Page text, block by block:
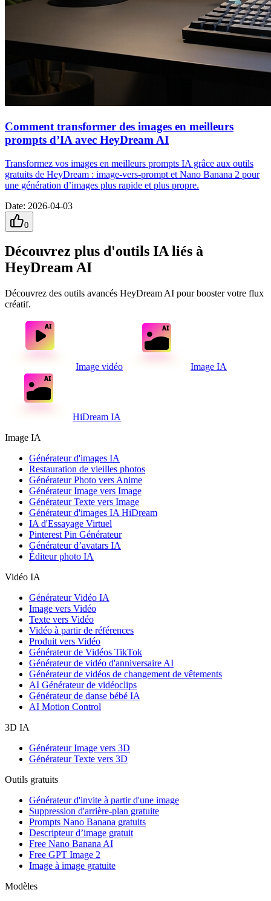
Comment transformer des images en meilleurs
prompts d’IA avec HeyDream AI
Transformez vos images en meilleurs prompts IA grâce aux outils
gratuits de HeyDream : image-vers-prompt et Nano Banana 2 pour
une génération d’images plus rapide et plus propre.
Date: 2026-04-03
0
Découvrez plus d'outils IA liés à
HeyDream AI
Découvrez des outils avancés HeyDream AI pour booster votre flux
créatif.
Image vidéo Image IA
HiDream IA
Image IA
Générateur d'images IA
Restauration de vieilles photos
Générateur Photo vers Anime
Générateur Image vers Image
Générateur Texte vers Image
Générateur d'images IA HiDream
IA d'Essayage Virtuel
Pinterest Pin Générateur
Générateur d’avatars IA
Éditeur photo IA
Vidéo IA
Générateur Vidéo IA
Image vers Vidéo
Texte vers Vidéo
Vidéo à partir de références
Produit vers Vidéo
Générateur de Vidéos TikTok
Générateur de vidéo d'anniversaire AI
Générateur de vidéos de changement de vêtements
AI Générateur de vidéoclips
Générateur de danse bébé IA
AI Motion Control
3D IA
Générateur Image vers 3D
Générateur Texte vers 3D
Outils gratuits
Générateur d'invite à partir d'une image
Suppression d'arrière-plan gratuite
Prompts Nano Banana gratuits
Descripteur d’image gratuit
Free Nano Banana AI
Free GPT Image 2
Image à image gratuite
Modèles